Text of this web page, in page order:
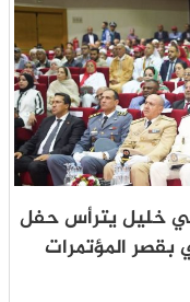
خليل يترأس حفل
بقصر المؤتمرات